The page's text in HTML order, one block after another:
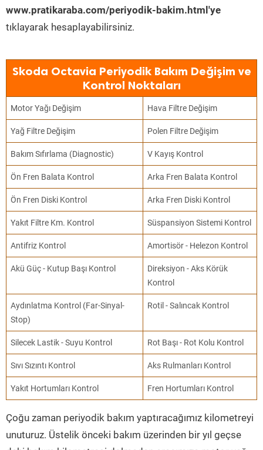
www.pratikaraba.com/periyodik-bakim.html'ye
tıklayarak hesaplayabilirsiniz.
Skoda Octavia Periyodik Bakım Değişim ve
Kontrol Noktaları
Motor Yağı Değişim Hava Filtre Değişim
Yağ Filtre Değişim Polen Filtre Değişim
Bakım Sıfırlama (Diagnostic) V Kayış Kontrol
Ön Fren Balata Kontrol Arka Fren Balata Kontrol
Ön Fren Diski Kontrol Arka Fren Diski Kontrol
Yakıt Filtre Km. Kontrol Süspansiyon Sistemi Kontrol
Antifriz Kontrol Amortisör - Helezon Kontrol
Akü Güç - Kutup Başı Kontrol
Direksiyon - Aks Körük
Kontrol
Aydınlatma Kontrol (Far-Sinyal-
Stop)
Rotil - Salıncak Kontrol
Silecek Lastik - Suyu Kontrol Rot Başı - Rot Kolu Kontrol
Sıvı Sızıntı Kontrol Aks Rulmanları Kontrol
Yakıt Hortumları Kontrol Fren Hortumları Kontrol
Çoğu zaman periyodik bakım yaptıracağımız kilometreyi
unuturuz. Üstelik önceki bakım üzerinden bir yıl geçse